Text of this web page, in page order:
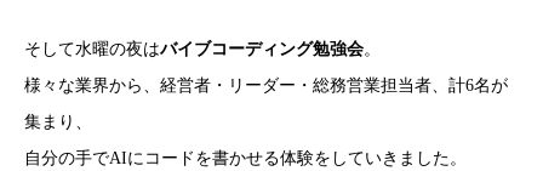
そして水曜の夜はバイブコーディング勉強会。
様々な業界から、経営者・リーダー・総務営業担当者、計6名が
集まり、
自分の手でAIにコードを書かせる体験をしていきました。